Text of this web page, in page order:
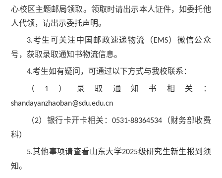
心校区主题邮局领取。领取时请出示本人证件，如委托他
人代领，请出示委托声明。
3.考生可关注中国邮政速递物流（ EMS）微信公众
号，获取录取通知书物流信息。
4.考生如有疑问，可通过以下方式与我校联系：
（ 1 ）录取通知书相关：
shandayanzhaoban@sdu.edu.cn
（2）银行卡开卡相关：0531-88364534 （财务部收费
科）
5.其他事项请查看山东大学2025级研究生新生报到须
知。